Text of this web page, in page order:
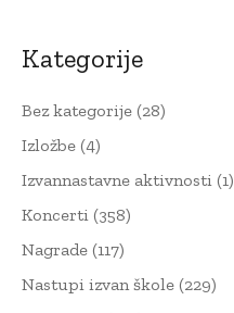
Kategorije
Bez kategorije (28)
Izložbe (4)
Izvannastavne aktivnosti (1)
Koncerti (358)
Nagrade (117)
Nastupi izvan škole (229)